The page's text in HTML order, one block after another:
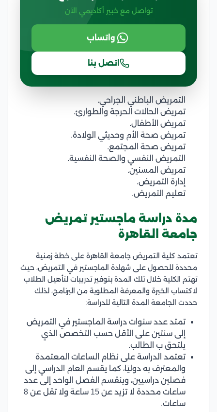
تواصل مع خبير أكاديمي الآن
واتساب
اتصل بنا
التمريض الباطني الجراحي.
تمريض الحالات الحرجة والطوارئ.
تمريض الأطفال.
تمريض صحة الأم وحديثي الولادة.
تمريض صحة المجتمع.
التمريض النفسي والصحة النفسية.
تمريض المسنين.
إدارة التمريض.
تعليم التمريض.
مدة دراسة ماجستير تمريض
جامعة القاهرة
تعتمد كلية التمريض جامعة القاهرة على خطة زمنية
محددة للحصول على شهادة الماجستير في التمريض، حيث
تهتم الكلية خلال تلك المدة بتوفير تدريبات لتأهيل الطلاب
لاكتساب الخبرة والمعرفة المطلوبة من البرنامج، لذلك
حددت الجامعة المدة التالية للدراسة:
تمتد عدد سنوات دراسة الماجستير في التمريض
إلى سنتين على الأقل حسب التخصص الذي
يلتحق ب الطالب.
تعتمد الدراسة على نظام الساعات المعتمدة
والمعترف به دوليًا، كما يقسم العام الدراسي إلى
فصلين دراسيين، وينقسم الفصل الواحد إلى عدد
ساعات محددة لا تزيد عن 15 ساعة ولا تقل عن 8
ساعات.